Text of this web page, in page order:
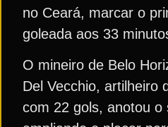
no Ceará, marcar o
goleada aos 33
O mineiro de Belo
Del Vecchio, artilheiro
com 22 gols, anotou o